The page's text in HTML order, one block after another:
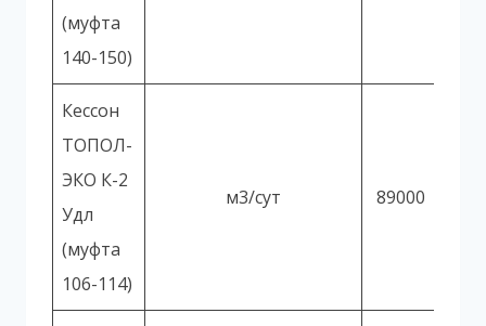
(муфта
140-150)
Кессон
ТОПОЛ-
ЭКО К-2
Удл
(муфта
106-114)
м3/сут 89000